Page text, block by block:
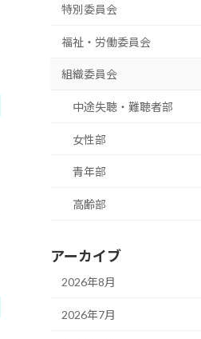
特別委員会
福祉・労働委員会
組織委員会
中途失聴・難聴者部
女性部
青年部
高齢部
アーカイブ
2026年8月
2026年7月